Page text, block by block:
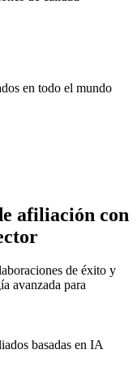
en todo el mundo
afiliación con
de éxito y
avanzada para
basadas en IA